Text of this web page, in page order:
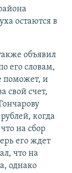
остаются в
объявил
его словам,
поможет, и
свой счет,
когда
на сбор
его ждет
что на
однако